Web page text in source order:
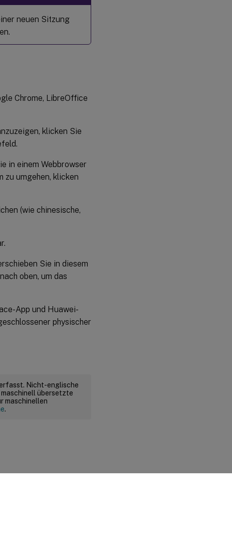
neuen Sitzung
Chrome, LibreOffice
klicken Sie
in einem Webbrowser
zu umgehen, klicken
(wie chinesische,
Sie in diesem
oben, um das
App und Huawei-
physischer
Nicht-englische
übersetzte
maschinellen
.